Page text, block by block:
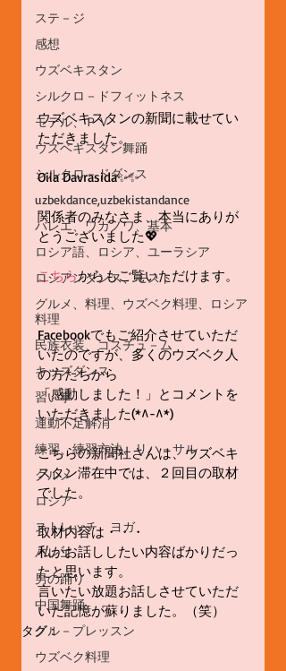
ステ－ジ
感想
ウズベキスタン
シルクロ－ドフィットネス
モデル、ＰＶ
ウズベキスタン舞踊
シルクロ－ドダンス
uzbekdance,uzbekistandance
バレエ、ワガノワ、基本
ロシア語、ロシア、ユーラシア
ロシアンダンス、モスト
グルメ、料理、ウズベク料理、ロシア
料理
民族衣装、コスチュ－ム
キッズダンス
習い事
運動不足解消
練習、練習方法、リハ－サル
グルメ
ロシア
ストレッチ、ヨガ
バレエ
男の踊り
中国舞踊
グル－プレッスン
ウズベク料理
ウズベキスタンの新聞に載せてい
ただきました。
Oila Davrasida✨✨
関係者のみなさま、本当にありが
とうございました💖
こちらからもご覧いただけます。
Facebookでもご紹介させていただ
いたのですが、多くのウズベク人
の方たちから
「感動しました！」とコメントを
いただきました(*^-^*)
こちらの新聞社さんは、ウズベキ
スタン滞在中では、２回目の取材
でした。
取材内容は・・・
私がお話ししたい内容ばかりだっ
たと思います。
言いたい放題お話しさせていただ
いた記憶が蘇りました。（笑）
タグ：
ウズベキスタンの新聞
ウズベクダンスの取材